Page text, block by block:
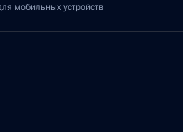
мобильных устройств